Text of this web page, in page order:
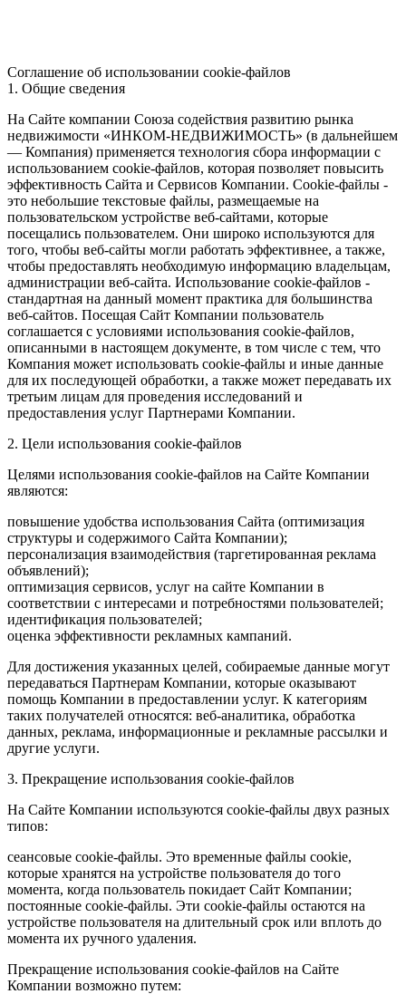
Соглашение об использовании cookie-файлов
1. Общие сведения
На Сайте компании Союза содействия развитию рынка
недвижимости «ИНКОМ-НЕДВИЖИМОСТЬ» (в дальнейшем
— Компания) применяется технология сбора информации с
использованием cookie-файлов, которая позволяет повысить
эффективность Сайта и Сервисов Компании. Сookie-файлы -
это небольшие текстовые файлы, размещаемые на
пользовательском устройстве веб-сайтами, которые
посещались пользователем. Они широко используются для
того, чтобы веб-сайты могли работать эффективнее, а также,
чтобы предоставлять необходимую информацию владельцам,
администрации веб-сайта. Использование cookie-файлов -
стандартная на данный момент практика для большинства
веб-сайтов. Посещая Сайт Компании пользователь
соглашается с условиями использования cookie-файлов,
описанными в настоящем документе, в том числе с тем, что
Компания может использовать cookie-файлы и иные данные
для их последующей обработки, а также может передавать их
третьим лицам для проведения исследований и
предоставления услуг Партнерами Компании.
2. Цели использования cookie-файлов
Целями использования cookie-файлов на Сайте Компании
являются:
повышение удобства использования Сайта (оптимизация
структуры и содержимого Сайта Компании);
персонализация взаимодействия (таргетированная реклама
объявлений);
оптимизация сервисов, услуг на сайте Компании в
соответствии с интересами и потребностями пользователей;
идентификация пользователей;
оценка эффективности рекламных кампаний.
Для достижения указанных целей, собираемые данные могут
передаваться Партнерам Компании, которые оказывают
помощь Компании в предоставлении услуг. К категориям
таких получателей относятся: веб-аналитика, обработка
данных, реклама, информационные и рекламные рассылки и
другие услуги.
3. Прекращение использования cookie-файлов
На Сайте Компании используются cookie-файлы двух разных
типов:
сеансовые cookie-файлы. Это временные файлы cookie,
которые хранятся на устройстве пользователя до того
момента, когда пользователь покидает Сайт Компании;
постоянные cookie-файлы. Эти cookie-файлы остаются на
устройстве пользователя на длительный срок или вплоть до
момента их ручного удаления.
Прекращение использования cookie-файлов на Сайте
Компании возможно путем: